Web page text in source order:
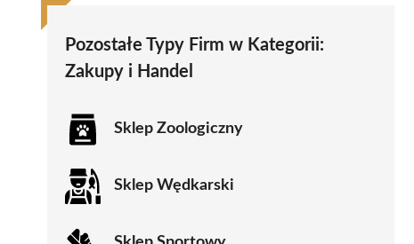
Pozostałe Typy Firm w Kategorii:
Zakupy i Handel
Sklep Zoologiczny
Sklep Wędkarski